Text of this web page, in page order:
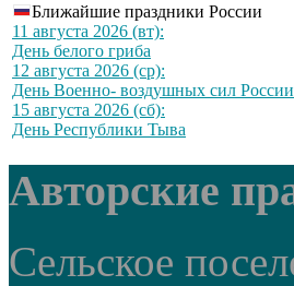
Ближайшие праздники России
11 августа 2026 (вт):
День белого гриба
12 августа 2026 (ср):
День Военно- воздушных сил России
15 августа 2026 (сб):
День Республики Тыва
Авторские
Сельское